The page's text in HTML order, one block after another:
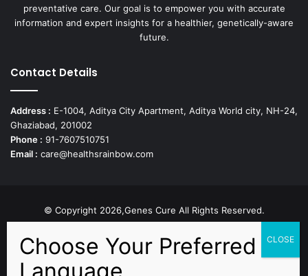
preventative care. Our goal is to empower you with accurate
information and expert insights for a healthier, genetically-aware
future.
Contact Details
Address : E-1004, Aditya City Apartment, Aditya World city, NH-24,
Ghaziabad, 201002
Phone : 91-7607510751
Email : care@healthsrainbow.com
© Copyright 2026,Genes Cure All Rights Reserved.
Facebook
X